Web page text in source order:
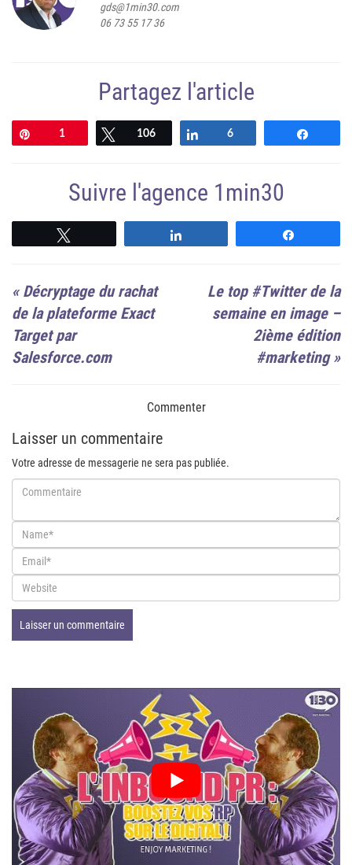
gds@1min30.com
06 73 55 17 36
Partagez l'article
Épingle
1 Tweetez
106 Partagez
6
Suivre l'agence 1min30
« Décryptage du rachat
de la plateforme Exact
Target par
Salesforce.com
Le top #Twitter de la
semaine en image –
2ième édition
#marketing»
Commenter
Laisser un commentaire
Votre adresse de messagerie ne sera pas publiée.